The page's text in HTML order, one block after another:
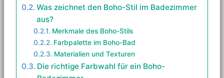
Was zeichnet den Boho-Stil im Badezimmer
aus?
Merkmale des Boho-Stils
Farbpalette im Boho-Bad
Materialien und Texturen
Die richtige Farbwahl für ein Boho-